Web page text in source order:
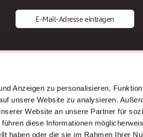
Anzeigen zu personalisieren,
unsere Website zu analysieren.
Website an unsere Partner für
diese Informationen
haben oder die sie im Rahmen Ihrer
E-Mail-Adresse eintragen
AWO Gliederungen
Stellenangebote
Sitemap
Impressum
Datenschutz